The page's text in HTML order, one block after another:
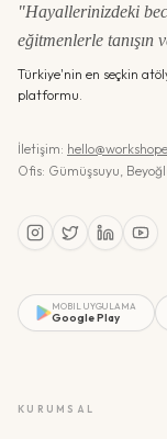
"Hayallerinizdeki
eğitmenlerle tanışın
Türkiye'nin en seçkin
platformu.
İletişim:
Ofis: Gümüşsuyu,
MOBIL UYGULAMA
Google Play
KURUMSAL